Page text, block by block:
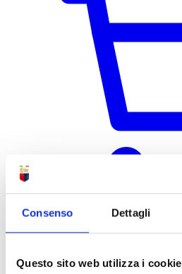
Consenso Dettagli
Questo sito web utilizza i cookie